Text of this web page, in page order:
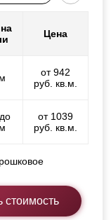
Цена
от 942
руб. кв.м.
от 1039
руб. кв.м.
стоимость